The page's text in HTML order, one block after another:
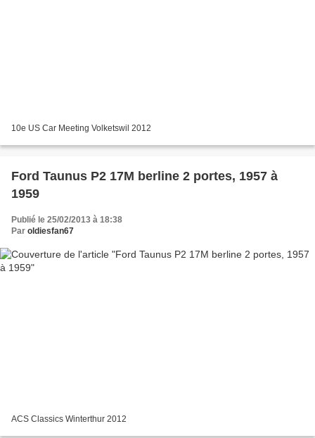
10e US Car Meeting Volketswil 2012
Ford Taunus P2 17M berline 2 portes, 1957 à
1959
Publié le 25/02/2013 à 18:38
Par oldiesfan67
ACS Classics Winterthur 2012